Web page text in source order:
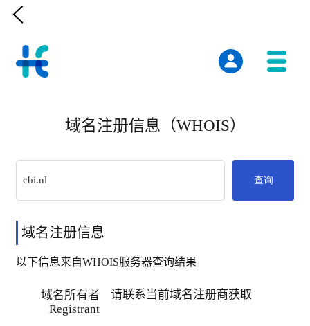

域名注册信息（WHOIS）
查询
域名注册信息
以下信息来自WHOIS服务器查询结果
域名所有者
Registrant
请联系当前域名注册商获取